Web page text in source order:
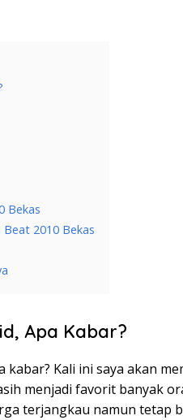
Bekas
2010 Bekas
Apa Kabar?
kabar? Kali ini saya akan
menjadi favorit banyak
terjangkau namun tetap